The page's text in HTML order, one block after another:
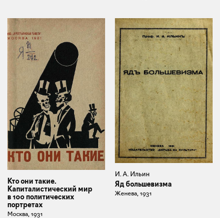
Кто они такие.
Капиталистический мир
в 100 политических
портретах
Москва, 1931
И. А. Ильин
Яд большевизма
Женева, 1931